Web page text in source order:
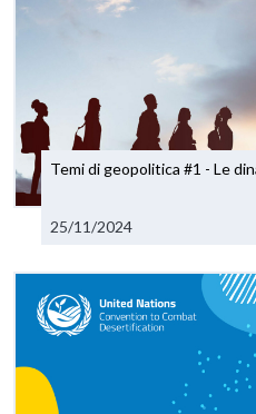
Temi di geopolitica #1 - Le
25/11/2024